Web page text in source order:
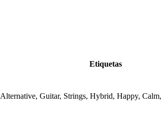
Etiquetas
Alternative, Guitar, Strings, Hybrid, Happy,